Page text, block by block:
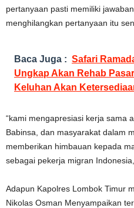
pertanyaan pasti memiliki
menghilangkan pertanyaan itu
Baca Juga : Safari
Ungkap Akan Rehab
Keluhan Akan
“kami mengapresiasi kerja sama
Babinsa, dan masyarakat dalam
memberikan himbauan kepada
sebagai pekerja migran
Adapun Kapolres Lombok Timur
Nikolas Osman Menyampaikan